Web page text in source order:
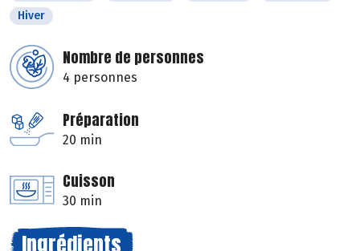
Hiver
Nombre de personnes
4 personnes
Préparation
20 min
Cuisson
30 min
Ingrédients